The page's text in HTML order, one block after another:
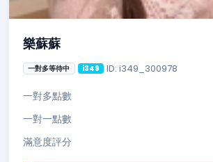
樂蘇蘇
一對多等待中 i349 ID: i349_300978
一對多點數
一對一點數
滿意度評分